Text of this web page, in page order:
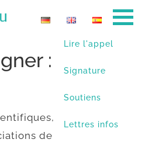
Lire l'appel
Signature
Soutiens
Lettres infos
:
établissements
de professionnels